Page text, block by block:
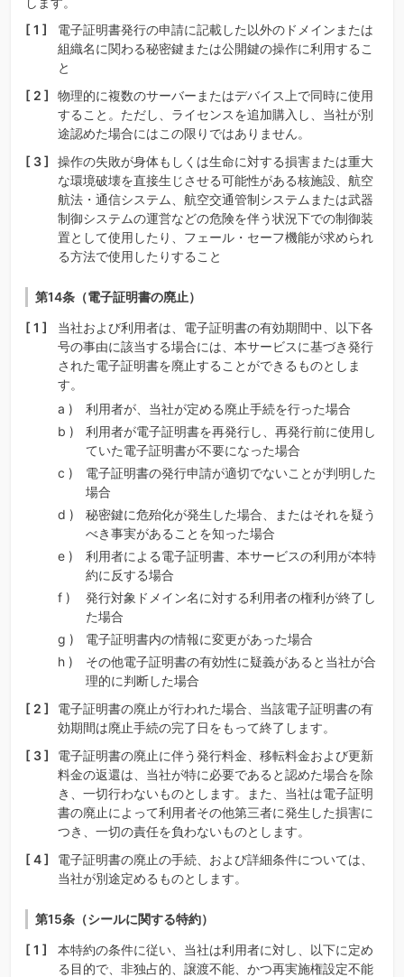
電子証明書発行の申請に記載した以外のドメインまたは
組織名に関わる秘密鍵または公開鍵の操作に利用するこ
と
物理的に複数のサーバーまたはデバイス上で同時に使用
すること。ただし、ライセンスを追加購入し、当社が別
途認めた場合にはこの限りではありません。
操作の失敗が身体もしくは生命に対する損害または重大
な環境破壊を直接生じさせる可能性がある核施設、航空
航法・通信システム、航空交通管制システムまたは武器
制御システムの運営などの危険を伴う状況下での制御装
置として使用したり、フェール・セーフ機能が求められ
る方法で使用したりすること
第14条（電子証明書の廃止）
当社および利用者は、電子証明書の有効期間中、以下各
号の事由に該当する場合には、本サービスに基づき発行
された電子証明書を廃止することができるものとしま
す。
利用者が、当社が定める廃止手続を行った場合
利用者が電子証明書を再発行し、再発行前に使用し
ていた電子証明書が不要になった場合
電子証明書の発行申請が適切でないことが判明した
場合
秘密鍵に危殆化が発生した場合、またはそれを疑う
べき事実があることを知った場合
利用者による電子証明書、本サービスの利用が本特
約に反する場合
発行対象ドメイン名に対する利用者の権利が終了し
た場合
電子証明書内の情報に変更があった場合
その他電子証明書の有効性に疑義があると当社が合
理的に判断した場合
電子証明書の廃止が行われた場合、当該電子証明書の有
効期間は廃止手続の完了日をもって終了します。
電子証明書の廃止に伴う発行料金、移転料金および更新
料金の返還は、当社が特に必要であると認めた場合を除
き、一切行わないものとします。また、当社は電子証明
書の廃止によって利用者その他第三者に発生した損害に
つき、一切の責任を負わないものとします。
電子証明書の廃止の手続、および詳細条件については、
当社が別途定めるものとします。
第15条（シールに関する特約）
本特約の条件に従い、当社は利用者に対し、以下に定め
る目的で、非独占的、譲渡不能、かつ再実施権設定不能